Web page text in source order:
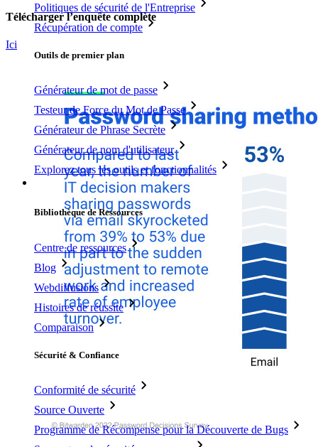
Politiques de sécurité de l'Entreprise
Récupération de compte
Outils de premier plan
Générateur de mot de passe
Testeur de Force du Mot de Passe
Générateur de Phrase Secrète
Générateur de nom d'utilisateur
Explorez tous les outils et fonctionnalités
Ressources
Bibliothèque de Ressources
Centre de ressources
Blog
Webdiffusions
Histoires de réussite
Comparaison
Sécurité & Confiance
Conformité de sécurité
Source Ouverte
Programme de Récompense pour la Découverte de Bugs
Télécharger l’enquête complète
Ici